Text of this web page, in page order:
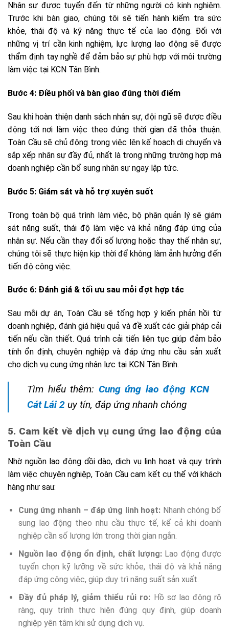
Nhân sự được tuyển đến từ những người có kinh nghiệm.
Trước khi bàn giao, chúng tôi sẽ tiến hành kiểm tra sức
khỏe, thái độ và kỹ năng thực tế của lao động. Đối với
những vị trí cần kinh nghiệm, lực lượng lao động sẽ được
thẩm định tay nghề để đảm bảo sự phù hợp với môi trường
làm việc tại KCN Tân Bình.
Bước 4: Điều phối và bàn giao đúng thời điểm
Sau khi hoàn thiện danh sách nhân sự, đội ngũ sẽ được điều
động tới nơi làm việc theo đúng thời gian đã thỏa thuận.
Toàn Cầu sẽ chủ động trong việc lên kế hoạch di chuyển và
sắp xếp nhân sự đầy đủ, nhất là trong những trường hợp mà
doanh nghiệp cần bổ sung nhân sự ngay lập tức.
Bước 5: Giám sát và hỗ trợ xuyên suốt
Trong toàn bộ quá trình làm việc, bộ phận quản lý sẽ giám
sát năng suất, thái độ làm việc và khả năng đáp ứng của
nhân sự. Nếu cần thay đổi số lượng hoặc thay thế nhân sự,
chúng tôi sẽ thực hiện kịp thời để không làm ảnh hưởng đến
tiến độ công việc.
Bước 6: Đánh giá & tối ưu sau mỗi đợt hợp tác
Sau mỗi dự án, Toàn Cầu sẽ tổng hợp ý kiến phản hồi từ
doanh nghiệp, đánh giá hiệu quả và đề xuất các giải pháp cải
tiến nếu cần thiết. Quá trình cải tiến liên tục giúp đảm bảo
tính ổn định, chuyên nghiệp và đáp ứng nhu cầu sản xuất
cho dịch vụ cung ứng nhân lực tại KCN Tân Bình.
Tìm hiểu thêm: Cung ứng lao động KCN
Cát Lái 2 uy tín, đáp ứng nhanh chóng
5. Cam kết về dịch vụ cung ứng lao động của
Toàn Cầu
Nhờ nguồn lao động dồi dào, dịch vụ linh hoạt và quy trình
làm việc chuyên nghiệp, Toàn Cầu cam kết cụ thể với khách
hàng như sau:
Cung ứng nhanh – đáp ứng linh hoạt: Nhanh chóng bổ
sung lao động theo nhu cầu thực tế, kể cả khi doanh
nghiệp cần số lượng lớn trong thời gian ngắn.
Nguồn lao động ổn định, chất lượng:Lao động được
tuyển chọn kỹ lưỡng về sức khỏe, thái độ và khả năng
đáp ứng công việc, giúp duy trì năng suất sản xuất.
Đầy đủ pháp lý, giảm thiểu rủi ro: Hồ sơ lao động rõ
ràng, quy trình thực hiện đúng quy định, giúp doanh
nghiệp yên tâm khi sử dụng dịch vụ.